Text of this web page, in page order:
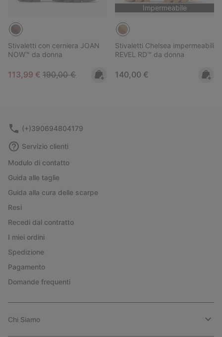
Stivaletti con cerniera JOAN
NOW™ da donna
Sale price:
113,99 € Regular price:
190,00 €
Impermeabile
Stivaletti Chelsea impermeabili
REVEL RD™ da donna
Regular price:
140,00 €
(+)390694804179
Servizio clienti
Modulo di contatto
Guida alle taglie
Guida alla cura delle scarpe
Resi
Recedi dal contratto
I miei ordini
Spedizione
Pagamento
Domande frequenti
Chi Siamo